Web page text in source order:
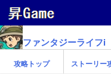
ファンタジーライフi
攻略トップ ストーリー